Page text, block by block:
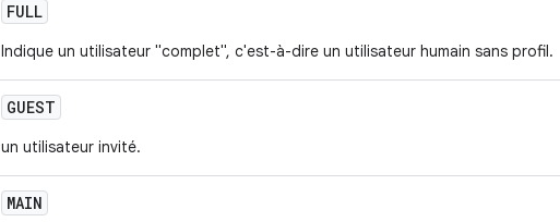
FULL
Indique un utilisateur "complet", c'est-à-dire un utilisateur humain sans profil.
GUEST
un utilisateur invité.
MAIN